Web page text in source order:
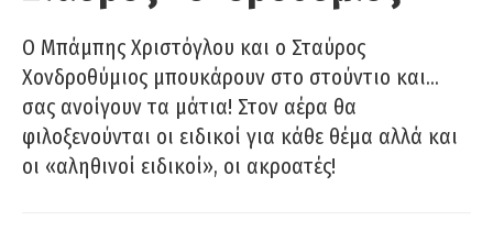
O Μπάμπης Χριστόγλου και ο Σταύρος
Χονδροθύμιος μπουκάρουν στο στούντιο και…
σας ανοίγουν τα μάτια! Στον αέρα θα
φιλοξενούνται οι ειδικοί για κάθε θέμα αλλά και
οι «αληθινοί ειδικοί», οι ακροατές!